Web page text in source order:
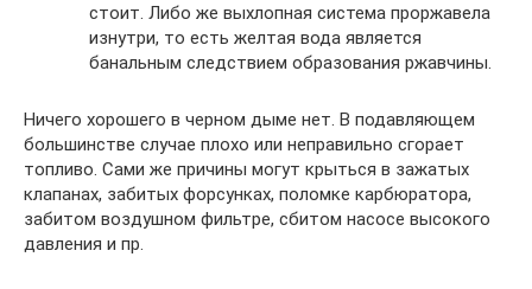
стоит. Либо же выхлопная система проржавела
изнутри, то есть желтая вода является
банальным следствием образования ржавчины.
Ничего хорошего в черном дыме нет. В подавляющем
большинстве случае плохо или неправильно сгорает
топливо. Сами же причины могут крыться в зажатых
клапанах, забитых форсунках, поломке карбюратора,
забитом воздушном фильтре, сбитом насосе высокого
давления и пр.